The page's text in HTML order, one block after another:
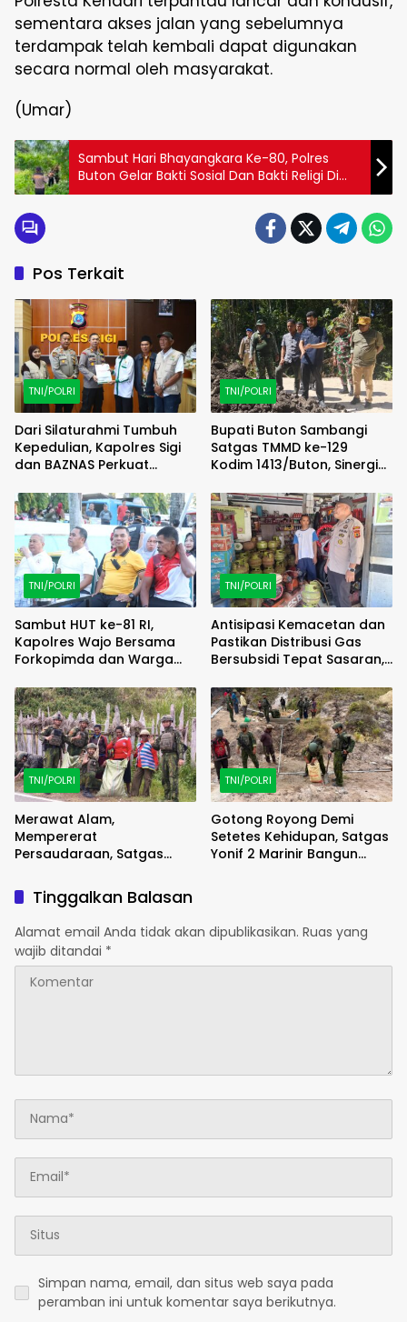
sementara akses jalan yang sebelumnya
terdampak telah kembali dapat digunakan
secara normal oleh masyarakat.
(Umar)
Sambut Hari Bhayangkara Ke-80, Polres
Buton Gelar Bakti Sosial Dan Bakti Religi Di
Sejumlah Lokasi
Pos Terkait
TNI/POLRI
Dari Silaturahmi Tumbuh
Kepedulian, Kapolres Sigi
dan BAZNAS Perkuat
TNI/POLRI
Bupati Buton Sambangi
Satgas TMMD ke-129
Kodim 1413/Buton, Sinergi
Menguat
TNI/POLRI
Sambut HUT ke-81 RI,
Kapolres Wajo Bersama
Forkopimda dan Warga
Karung
TNI/POLRI
Antisipasi Kemacetan dan
Pastikan Distribusi Gas
Bersubsidi Tepat Sasaran,
Patroli
TNI/POLRI
Merawat Alam,
Mempererat
Persaudaraan, Satgas
Enarotali Wujudkan Paniai
Bersih, Indonesia Asri
TNI/POLRI
Gotong Royong Demi
Setetes Kehidupan, Satgas
Yonif 2 Marinir Bangun
Tinggalkan Balasan
Alamat email Anda tidak akan dipublikasikan. Ruas yang
wajib ditandai *
Simpan nama, email, dan situs web saya pada
peramban ini untuk komentar saya berikutnya.